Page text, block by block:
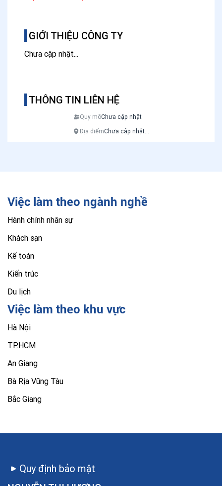
GIỚI THIỆU CÔNG TY
Chưa cập nhật...
THÔNG TIN LIÊN HỆ
Quy môChưa cập nhật
Địa điểmChưa cập nhật...
Việc làm theo ngành nghề
Hành chính nhân sự
Khách sạn
Kế toán
Kiến trúc
Du lịch
Việc làm theo khu vực
Hà Nội
TP.HCM
An Giang
Bà Rịa Vũng Tàu
Bắc Giang
Quy định bảo mật